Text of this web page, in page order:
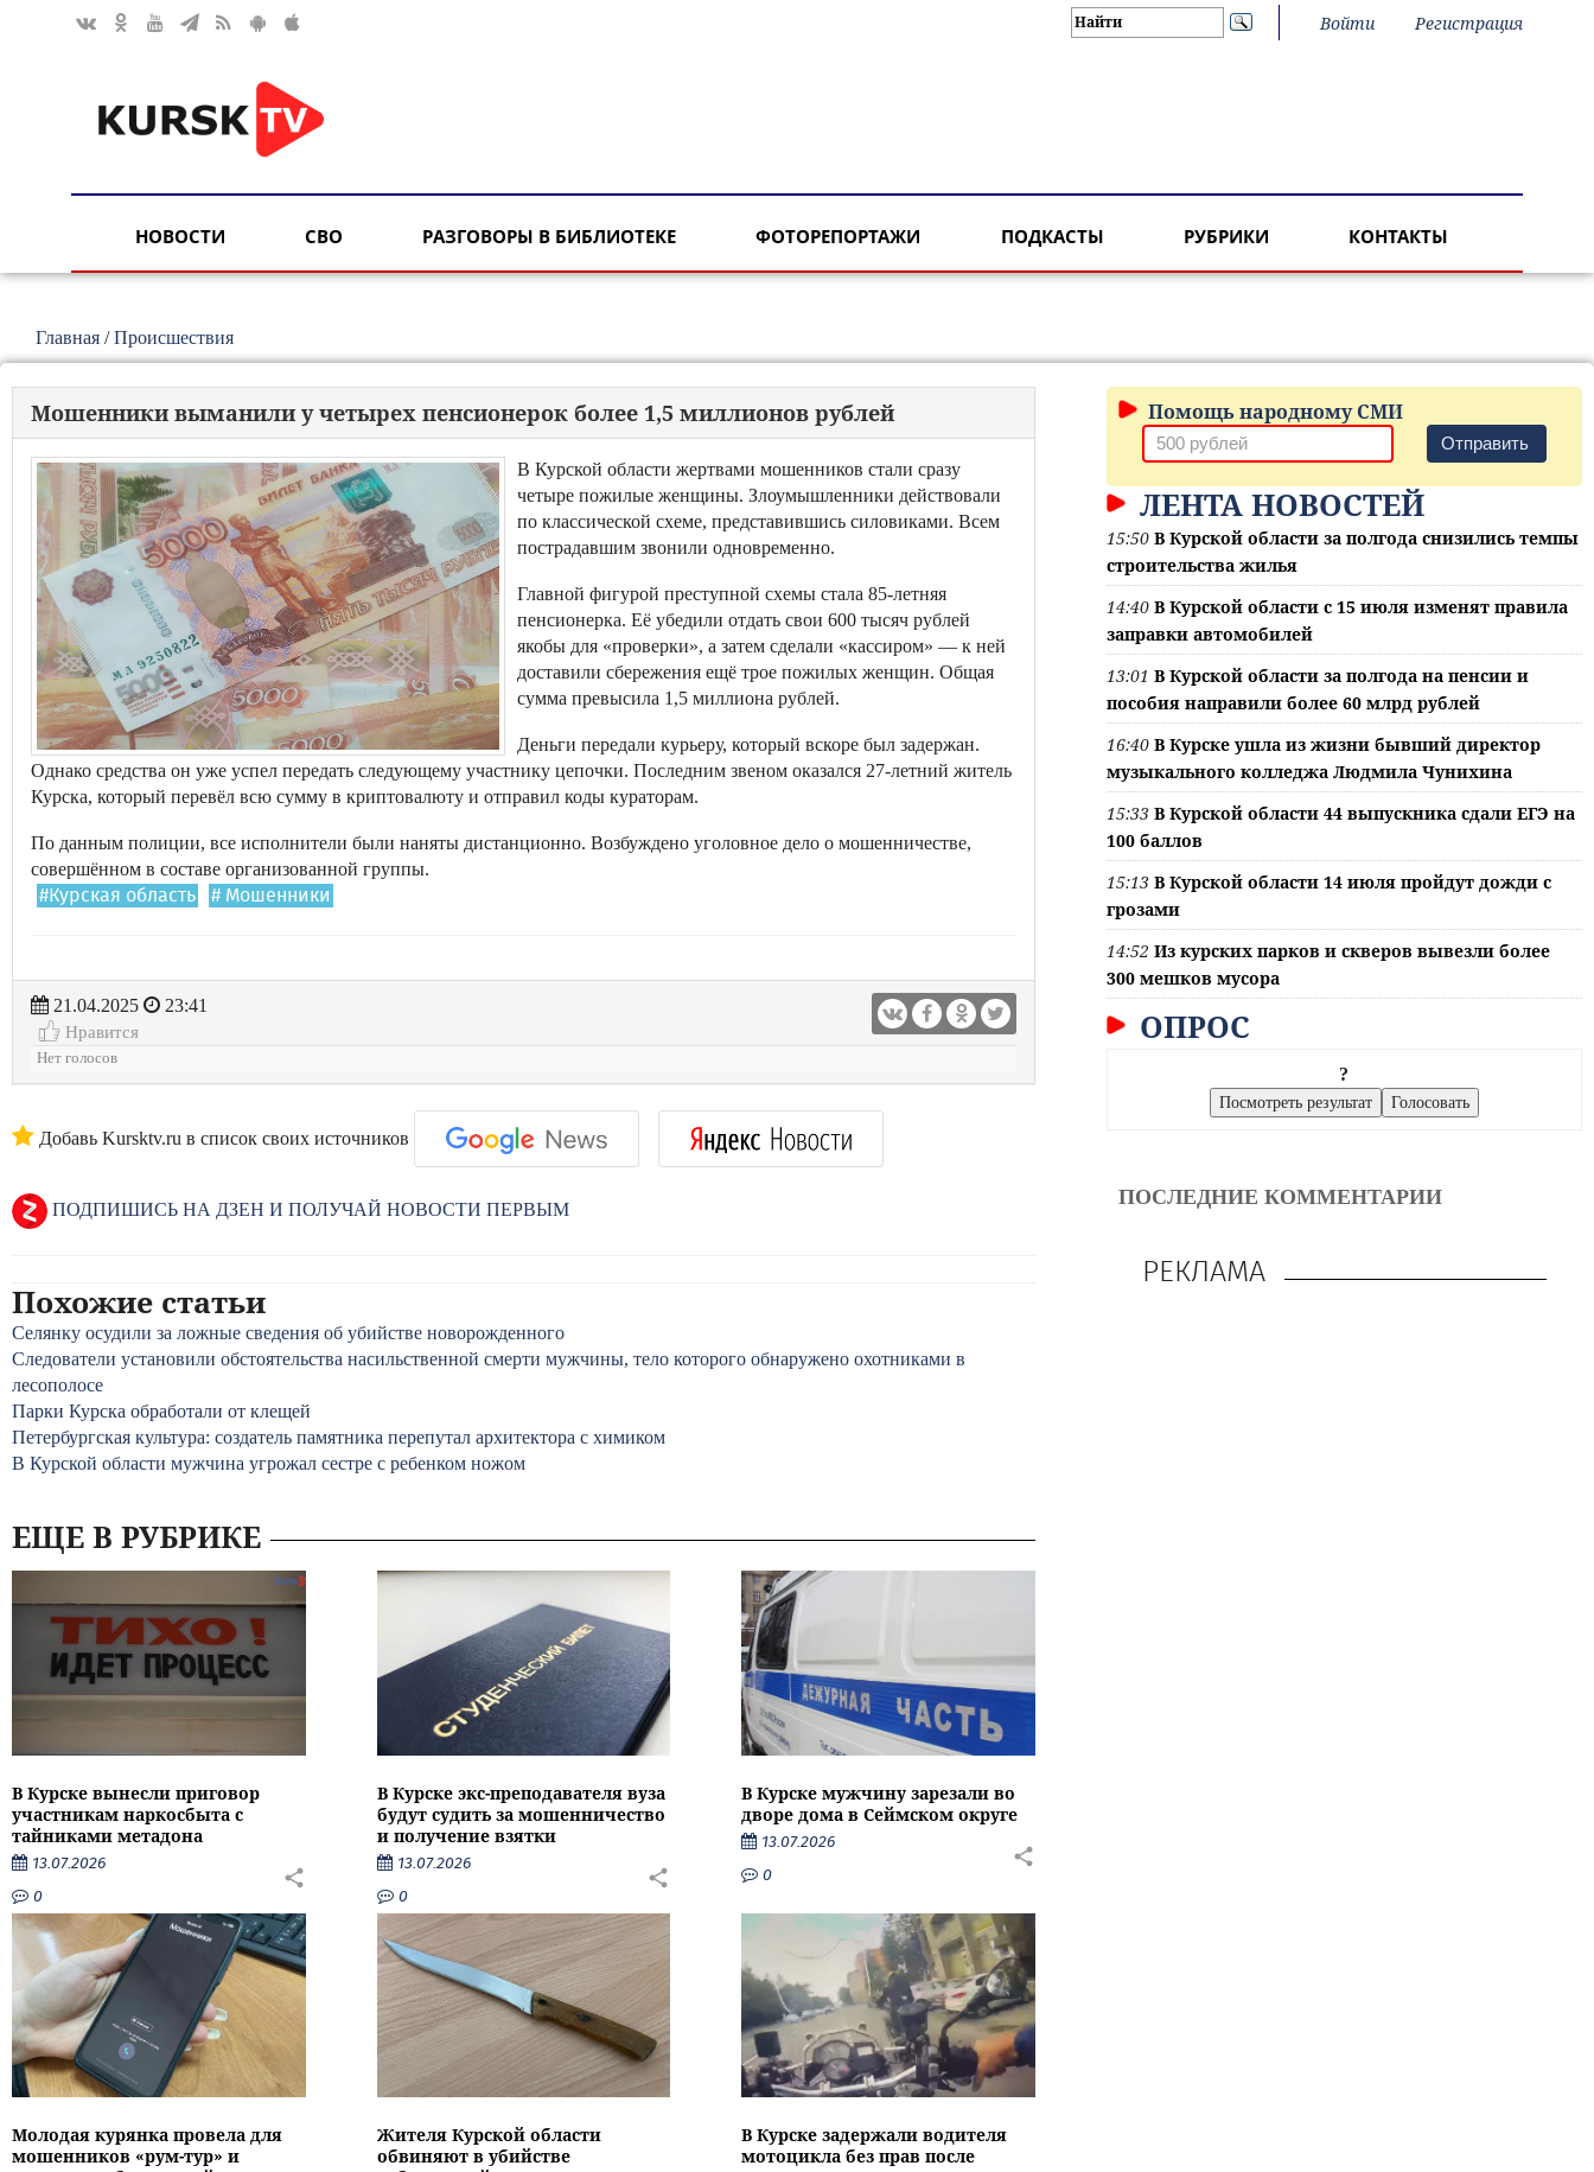
Войти Регистрация
НОВОСТИ СВО РАЗГОВОРЫ В БИБЛИОТЕКЕ ФОТОРЕПОРТАЖИ ПОДКАСТЫ РУБРИКИ КОНТАКТЫ
Главная /Происшествия
Мошенники выманили у четырех пенсионерок более 1,5 миллионов рублей
В Курской области жертвами мошенников стали сразу
четыре пожилые женщины. Злоумышленники действовали
по классической схеме, представившись силовиками. Всем
пострадавшим звонили одновременно.
Главной фигурой преступной схемы стала 85-летняя
пенсионерка. Её убедили отдать свои 600 тысяч рублей
якобы для «проверки», а затем сделали «кассиром» — к ней
доставили сбережения ещё трое пожилых женщин. Общая
сумма превысила 1,5 миллиона рублей.
Деньги передали курьеру, который вскоре был задержан.
Однако средства он уже успел передать следующему участнику цепочки. Последним звеном оказался 27-летний житель
Курска, который перевёл всю сумму в криптовалюту и отправил коды кураторам.
По данным полиции, все исполнители были наняты дистанционно. Возбуждено уголовное дело о мошенничестве,
совершённом в составе организованной группы.
#Курская область # Мошенники
21.04.2025
23:41
Нравится
Нет голосов
Добавь Kursktv.ru в список своих источников
ПОДПИШИСЬ НА ДЗЕН И ПОЛУЧАЙ НОВОСТИ ПЕРВЫМ
Похожие статьи
Селянку осудили за ложные сведения об убийстве новорожденного
Следователи установили обстоятельства насильственной смерти мужчины, тело которого обнаружено охотниками в
лесополосе
Парки Курска обработали от клещей
Петербургская культура: создатель памятника перепутал архитектора с химиком
В Курской области мужчина угрожал сестре с ребенком ножом
ЕЩЕ В РУБРИКЕ
В Курске вынесли приговор
участникам наркосбыта с
тайниками метадона
13.07.2026
0
В Курске экс-преподавателя вуза
будут судить за мошенничество
и получение взятки
13.07.2026
0
В Курске мужчину зарезали во
дворе дома в Сеймском округе
13.07.2026
0
Молодая курянка провела для
мошенников «рум-тур» и
Жителя Курской области
обвиняют в убийстве
В Курске задержали водителя
мотоцикла без прав после
Помощь народному СМИ
Отправить
ЛЕНТА НОВОСТЕЙ
15:50 В Курской области за полгода снизились темпы
строительства жилья
14:40 В Курской области с 15 июля изменят правила
заправки автомобилей
13:01 В Курской области за полгода на пенсии и
пособия направили более 60 млрд рублей
16:40 В Курске ушла из жизни бывший директор
музыкального колледжа Людмила Чунихина
15:33 В Курской области 44 выпускника сдали ЕГЭ на
100 баллов
15:13 В Курской области 14 июля пройдут дожди с
грозами
14:52 Из курских парков и скверов вывезли более
300 мешков мусора
ОПРОС
?
ПОСЛЕДНИЕ КОММЕНТАРИИ
РЕКЛАМА